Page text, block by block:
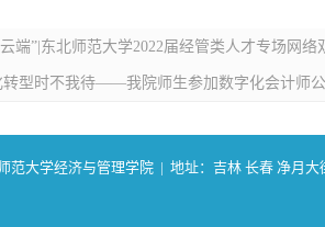
端”|东北师范大学2022届经管类人才专场网络
转型时不我待——我院师生参加数字化会计师
范大学经济与管理学院 | 地址：吉林 长春 净月